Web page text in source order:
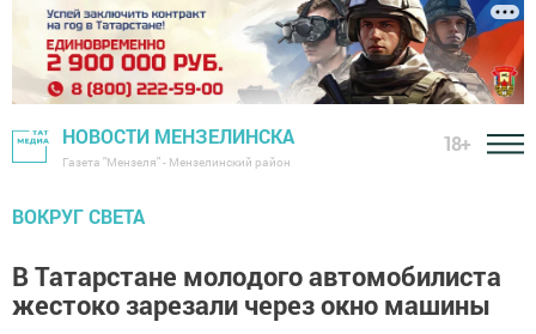
НОВОСТИ МЕНЗЕЛИНСКА
Газета "Мензеля" - Мензелинский район
18+
ВОКРУГ СВЕТА
В Татарстане молодого автомобилиста
жестоко зарезали через окно машины